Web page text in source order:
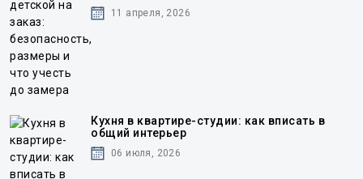
11 апреля, 2026
Кухня в квартире-студии: как вписать в
общий интерьер
06 июля, 2026